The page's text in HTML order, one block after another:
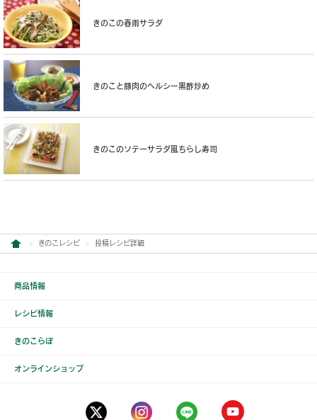
きのこの春雨サラダ
きのこと豚肉のヘルシー黒酢炒め
きのこのソテーサラダ風ちらし寿司
きのこレシピ 投稿レシピ詳細
商品情報
レシピ情報
きのこらぼ
オンラインショップ